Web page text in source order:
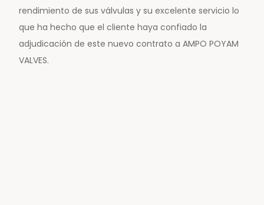
rendimiento de sus válvulas y su excelente servicio lo
que ha hecho que el cliente haya confiado la
adjudicación de este nuevo contrato a AMPO POYAM
VALVES.